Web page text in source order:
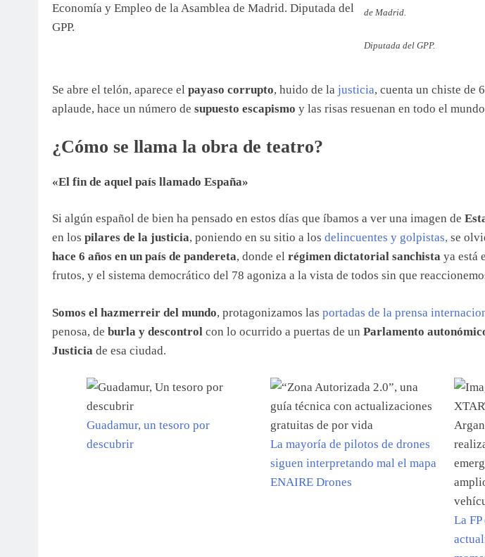
de Madrid.
Diputada del GPP.
Se abre el telón, aparece el payaso corrupto, huido de la justicia, cuenta un chiste de
aplaude, hace un número de supuesto escapismo y las risas resuenan en todo el
¿Cómo se llama la obra de teatro?
«El fin de aquel país llamado España»
Si algún español de bien ha pensado en estos días que íbamos a ver una imagen de
en los pilares de la justicia, poniendo en su sitio a los delincuentes y golpistas, se
hace 6 años en un país de pandereta, donde el régimen dictatorial sanchista ya está
frutos, y el sistema democrático del 78 agoniza a la vista de todos sin que
Somos el hazmerreir del mundo, protagonizamos las portadas de la prensa
penosa, de burla y descontrol con lo ocurrido a puertas de un Parlamento
Justicia de esa ciudad.
Guadamur, un tesoro por
descubrir
La mayoría de pilotos de drones
siguen interpretando mal el mapa
ENAIRE Drones
La